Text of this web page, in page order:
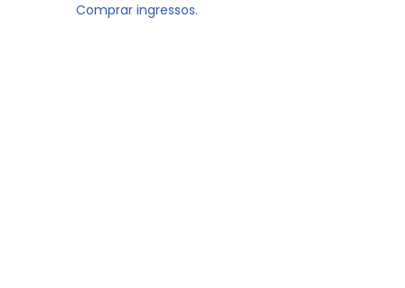
Comprar ingressos.